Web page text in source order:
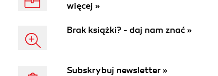
więcej »
Brak książki? - daj nam znać »
Subskrybuj newsletter »